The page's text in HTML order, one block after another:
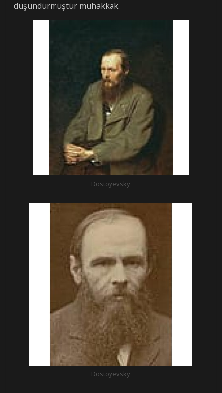
düşündürmüştür muhakkak.
Dostoyevsky
Dostoyevsky